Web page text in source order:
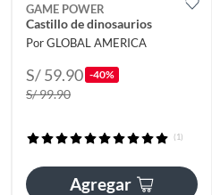
GAME POWER
Castillo de dinosaurios
Por GLOBAL AMERICA
S/ 59.90 -40%
S/ 99.90
(1)
Agregar